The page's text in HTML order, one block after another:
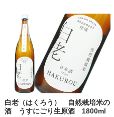
白老（はくろう） 自然栽培米の
酒 うすにごり生原酒 1800ml